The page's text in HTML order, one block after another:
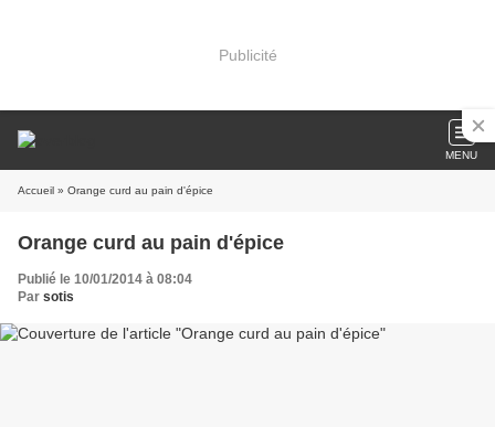
Publicité
MENU
Accueil » Orange curd au pain d'épice
Orange curd au pain d'épice
Publié le 10/01/2014 à 08:04
Par sotis